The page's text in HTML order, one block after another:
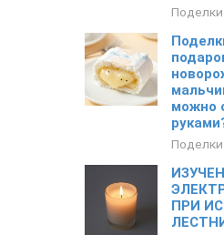
Поделки
можно
Поделки
ПРИ